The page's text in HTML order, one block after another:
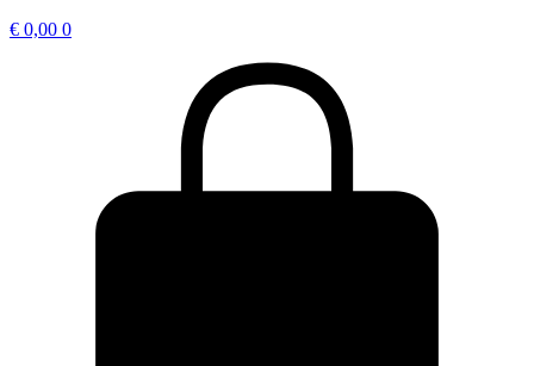
€ 0,00 0